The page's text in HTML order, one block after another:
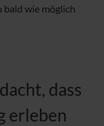
bald wie möglich
dass
erleben